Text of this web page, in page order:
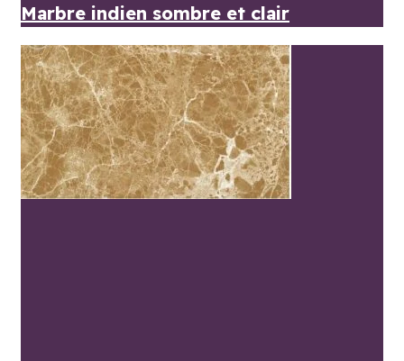
Marbre indien sombre et clair